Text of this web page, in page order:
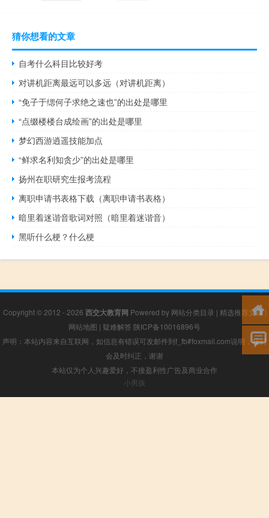
猜你想看的文章
自考什么科目比较好考
对讲机距离最远可以多远（对讲机距离）
“免子于缌何子求绝之速也”的出处是哪里
“点缀楼楼台成绘画”的出处是哪里
梦幻西游逍遥技能加点
“鲜求名利知贪少”的出处是哪里
扬州在职研究生报考流程
离职申请书表格下载（离职申请书表格）
暗里着迷谐音歌词对照（暗里着迷谐音）
黑听什么梗？什么梗
Copyright © 2012 - 2026 西交大教育网 Powered by 网站分类目录 | 精选推荐文章|
网站地图 | 疑难解答 陕ICP备10016896号
声明：本站内容来自互联网，如信息有错误可发邮件到f_fb#foxmail.com说明，我们
会及时纠正，谢谢
本站仅为个人兴趣爱好，不接盈利性广告及商业合作
小男孩